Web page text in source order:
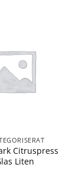
Citruspress
Liten